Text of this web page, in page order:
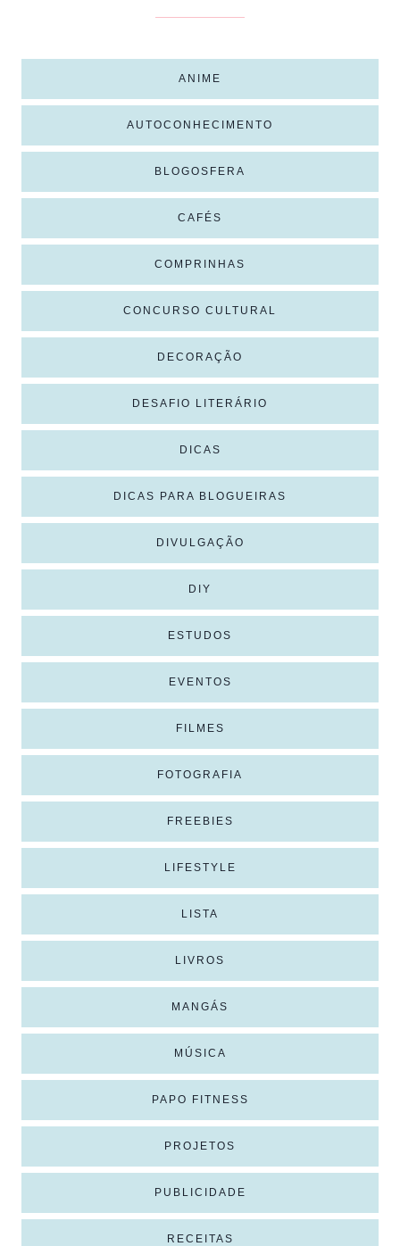
ANIME
AUTOCONHECIMENTO
BLOGOSFERA
CAFÉS
COMPRINHAS
CONCURSO CULTURAL
DECORAÇÃO
DESAFIO LITERÁRIO
DICAS
DICAS PARA BLOGUEIRAS
DIVULGAÇÃO
DIY
ESTUDOS
EVENTOS
FILMES
FOTOGRAFIA
FREEBIES
LIFESTYLE
LISTA
LIVROS
MANGÁS
MÚSICA
PAPO FITNESS
PROJETOS
PUBLICIDADE
RECEITAS